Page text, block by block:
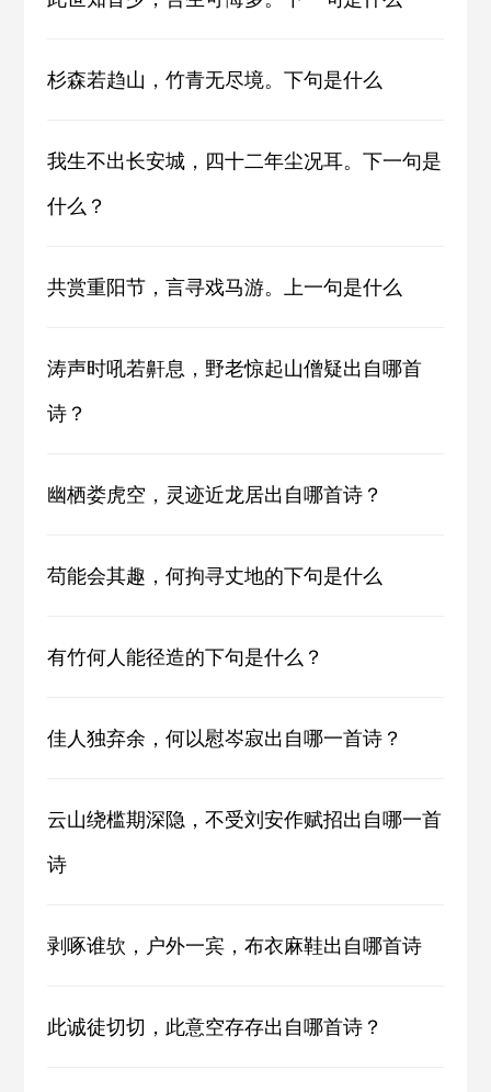
杉森若趋山，竹青无尽境。下句是什么
我生不出长安城，四十二年尘况耳。下一句是
什么？
共赏重阳节，言寻戏马游。上一句是什么
涛声时吼若鼾息，野老惊起山僧疑出自哪首
诗？
幽栖娄虎空，灵迹近龙居出自哪首诗？
苟能会其趣，何拘寻丈地的下句是什么
有竹何人能径造的下句是什么？
佳人独弃余，何以慰岑寂出自哪一首诗？
云山绕槛期深隐，不受刘安作赋招出自哪一首
诗
剥啄谁欤，户外一宾，布衣麻鞋出自哪首诗
此诚徒切切，此意空存存出自哪首诗？